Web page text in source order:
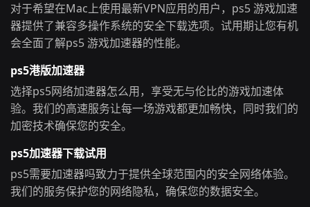
对于希望在Mac上使用最新VPN应用的用户，ps5 游戏加速
器提供了兼容多操作系统的安全下载选项。试用期让您有机
会全面了解ps5 游戏加速器的性能。
ps5港版加速器
选择ps5网络加速器怎么用，享受无与伦比的游戏加速体
验。我们的高速服务让每一场游戏都更加畅快，同时我们的
加密技术确保您的安全。
ps5加速器下载试用
ps5需要加速器吗致力于提供全球范围内的安全网络体验。
我们的服务保护您的网络隐私，确保您的数据安全。